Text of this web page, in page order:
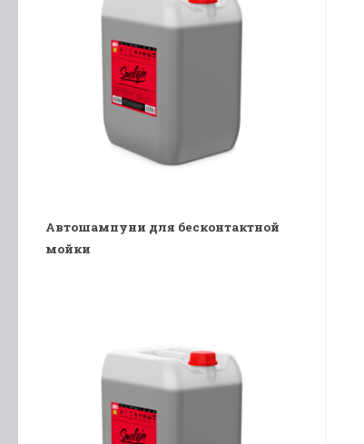
Автошампуни для бесконтактной
мойки